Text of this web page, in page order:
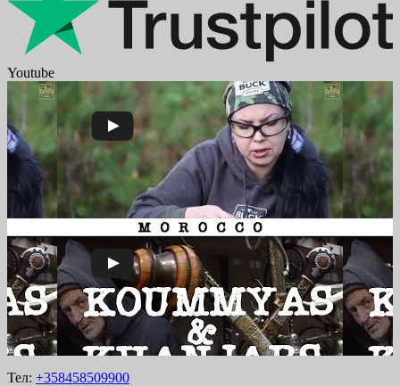
Youtube
Тел: +358458509900